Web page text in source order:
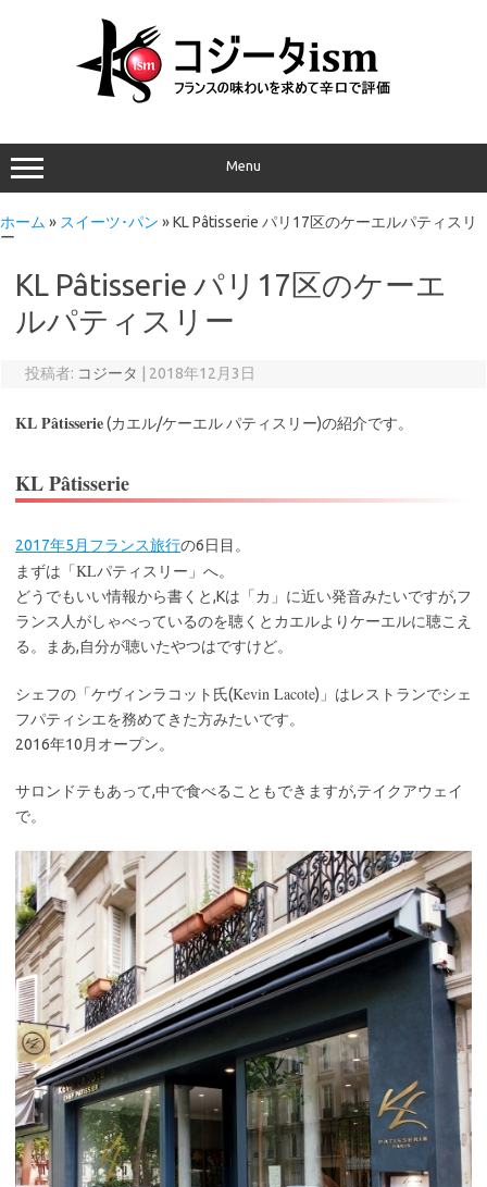
Menu
ホーム » スイーツ･パン »KL Pâtisserie パリ17区のケーエルパティスリ
ー
KL Pâtisserie パリ17区のケーエ
ルパティスリー
投稿者: コジータ 2018年12月3日
KL Pâtisserie(カエル/ケーエル パティスリー)の紹介です。
KL Pâtisserie
2017年5月フランス旅行の6日目。
まずは「KLパティスリー 」へ。
どうでもいい情報から書くと,Kは「カ」に近い発音みたいですが,フ
ランス人がしゃべっているのを聴くとカエルよりケーエルに聴こえ
る。まあ,自分が聴いたやつはですけど。
シェフの「ケヴィンラコット氏(Kevin Lacote)」はレストランでシェ
フパティシエを務めてきた方みたいです。
2016年10月オープン。
サロンドテもあって,中で食べることもできますが,テイクアウェイ
で。